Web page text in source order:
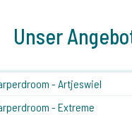
Unser
- Artjeswiel
- Extreme